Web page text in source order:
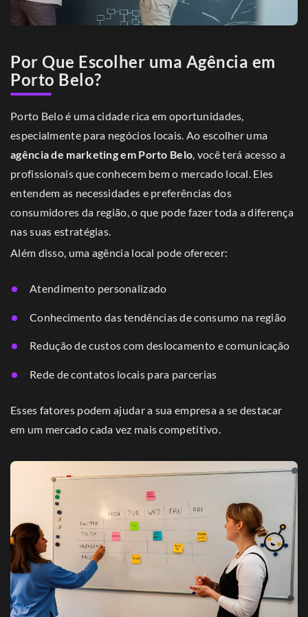
Por Que Escolher uma Agência em
Porto Belo?
Porto Belo é uma cidade rica em oportunidades,
especialmente para negócios locais. Ao escolher uma
agência de marketing em Porto Belo, você terá acesso a
profissionais que conhecem bem o mercado local. Eles
entendem as necessidades e preferências dos
consumidores da região, o que pode fazer toda a diferença
nas suas estratégias.
Além disso, uma agência local pode oferecer:
Atendimento personalizado
Conhecimento das tendências de consumo na região
Redução de custos com deslocamento e comunicação
Rede de contatos locais para parcerias
Esses fatores podem ajudar a sua empresa a se destacar
em um mercado cada vez mais competitivo.